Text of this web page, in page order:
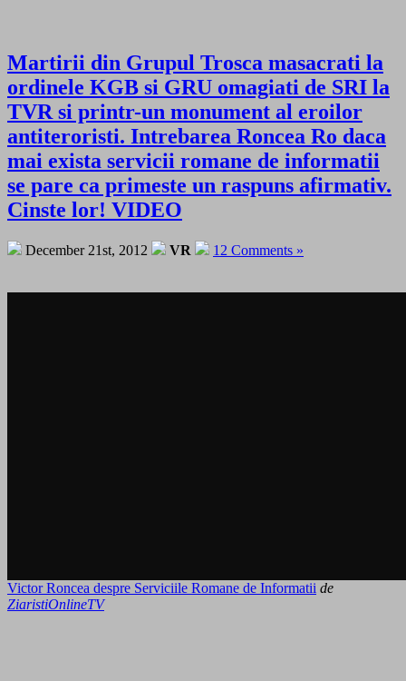
Martirii din Grupul Trosca masacrati la
ordinele KGB si GRU omagiati de SRI la
TVR si printr-un monument al eroilor
antiteroristi. Intrebarea Roncea Ro daca
mai exista servicii romane de informatii
se pare ca primeste un raspuns afirmativ.
Cinste lor! VIDEO
December 21st, 2012 VR 12 Comments »
Victor Roncea despre Serviciile Romane de Informatii de
ZiaristiOnlineTV